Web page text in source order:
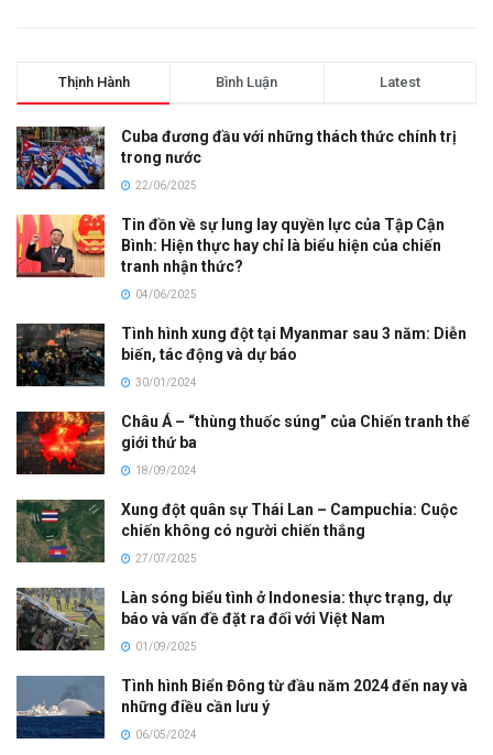
Thịnh Hành Bình Luận Latest
Cuba đương đầu với những thách thức chính trị
trong nước
22/06/2025
Tin đồn về sự lung lay quyền lực của Tập Cận
Bình: Hiện thực hay chỉ là biểu hiện của chiến
tranh nhận thức?
04/06/2025
Tình hình xung đột tại Myanmar sau 3 năm: Diễn
biến, tác động và dự báo
30/01/2024
Châu Á – “thùng thuốc súng” của Chiến tranh thế
giới thứ ba
18/09/2024
Xung đột quân sự Thái Lan – Campuchia: Cuộc
chiến không có người chiến thắng
27/07/2025
Làn sóng biểu tình ở Indonesia: thực trạng, dự
báo và vấn đề đặt ra đối với Việt Nam
01/09/2025
Tình hình Biển Đông từ đầu năm 2024 đến nay và
những điều cần lưu ý
06/05/2024